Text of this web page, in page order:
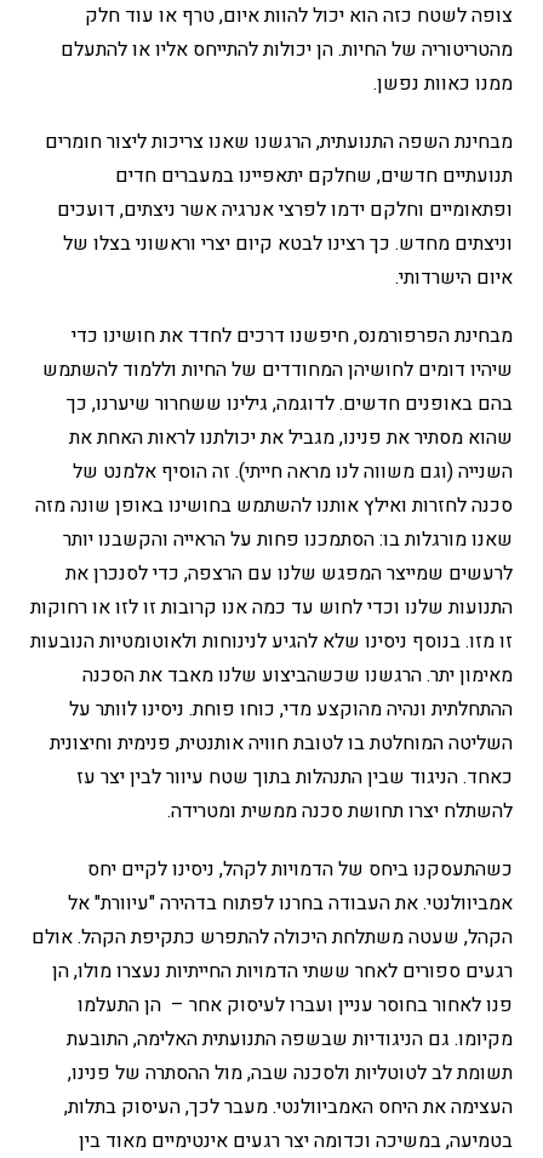
צופה לשטח כזה הוא יכול להוות איום, טרף או עוד חלק
מהטריטוריה של החיות. הן יכולות להתייחס אליו או להתעלם
ממנו כאוות נפשן.
מבחינת השפה התנועתית, הרגשנו שאנו צריכות ליצור חומרים
תנועתיים חדשים, שחלקם יתאפיינו במעברים חדים
ופתאומיים וחלקם ידמו לפרצי אנרגיה אשר ניצתים, דועכים
וניצתים מחדש. כך רצינו לבטא קיום יצרי וראשוני בצלו של
איום הישרדותי.
מבחינת הפרפורמנס, חיפשנו דרכים לחדד את חושינו כדי
שיהיו דומים לחושיהן המחודדים של החיות וללמוד להשתמש
בהם באופנים חדשים. לדוגמה, גילינו ששחרור שיערנו, כך
שהוא מסתיר את פנינו, מגביל את יכולתנו לראות האחת את
השנייה (וגם משווה לנו מראה חייתי). זה הוסיף אלמנט של
סכנה לחזרות ואילץ אותנו להשתמש בחושינו באופן שונה מזה
שאנו מורגלות בו: הסתמכנו פחות על הראייה והקשבנו יותר
לרעשים שמייצר המפגש שלנו עם הרצפה, כדי לסנכרן את
התנועות שלנו וכדי לחוש עד כמה אנו קרובות זו לזו או רחוקות
זו מזו. בנוסף ניסינו שלא להגיע לנינוחות ולאוטומטיות הנובעות
מאימון יתר. הרגשנו שכשהביצוע שלנו מאבד את הסכנה
ההתחלתית ונהיה מהוקצע מדי, כוחו פוחת. ניסינו לוותר על
השליטה המוחלטת בו לטובת חוויה אותנטית, פנימית וחיצונית
כאחד. הניגוד שבין התנהלות בתוך שטח עיוור לבין יצר עז
להשתלח יצרו תחושת סכנה ממשית ומטרידה.
כשהתעסקנו ביחס של הדמויות לקהל, ניסינו לקיים יחס
אמביוולנטי. את העבודה בחרנו לפתוח בדהירה "עיוורת" אל
הקהל, שעטה משתלחת היכולה להתפרש כתקיפת הקהל. אולם
רגעים ספורים לאחר ששתי הדמויות החייתיות נעצרו מולו, הן
פנו לאחור בחוסר עניין ועברו לעיסוק אחר – הן התעלמו
מקיומו. גם הניגודיות שבשפה התנועתית האלימה, התובעת
תשומת לב לטוטליות ולסכנה שבה, מול ההסתרה של פנינו,
העצימה את היחס האמביוולנטי. מעבר לכך, העיסוק בתלות,
בטמיעה, במשיכה וכדומה יצר רגעים אינטימיים מאוד בין